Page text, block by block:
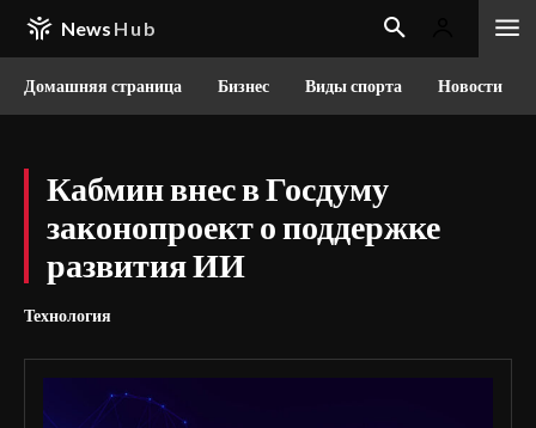
News Hub
Домашняя страница Бизнес Виды спорта Новости
Кабмин внес в Госдуму
законопроект о поддержке
развития ИИ
Технология